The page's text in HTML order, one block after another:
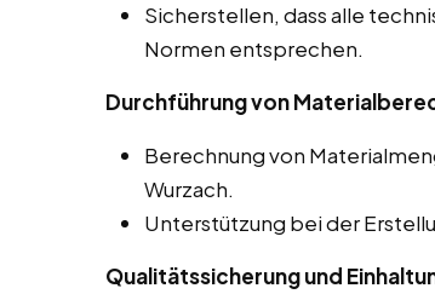
Sicherstellen, dass alle
Normen entsprechen.
Durchführung von
Berechnung von
Wurzach.
Unterstützung bei der
Qualitätssicherung und